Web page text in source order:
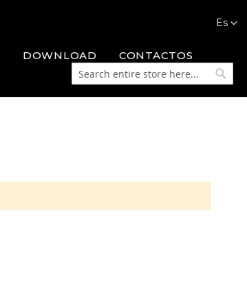
Es
DOWNLOAD CONTACTOS
Search